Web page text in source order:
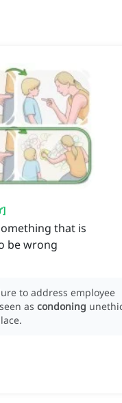
]
that is
be wrong
to address employee
as condoning